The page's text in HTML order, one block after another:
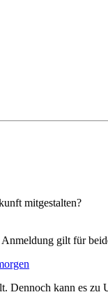
mitgestalten?
gilt für
kann es